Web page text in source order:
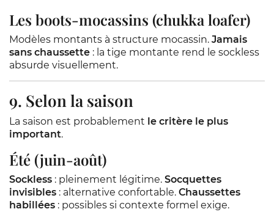
Les boots-mocassins (chukka loafer)
Modèles montants à structure mocassin. Jamais
sans chaussette : la tige montante rend le sockless
absurde visuellement.
9. Selon la saison
La saison est probablement le critère le plus
important.
Été (juin-août)
Sockless : pleinement légitime. Socquettes
invisibles : alternative confortable. Chaussettes
habillées : possibles si contexte formel exige.